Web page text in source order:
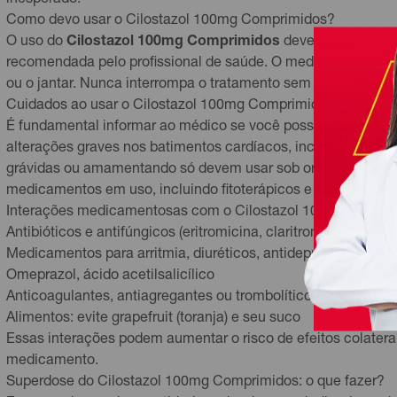
Como devo usar o Cilostazol 100mg Comprimidos?
O uso do Cilostazol 100mg Comprimidos deve ser feito
recomendada pelo profissional de saúde. O medicamento
ou o jantar. Nunca interrompa o tratamento sem consultar
Cuidados ao usar o Cilostazol 100mg Comprimidos
É fundamental informar ao médico se você possui doenças
alterações graves nos batimentos cardíacos, inclusive
grávidas ou amamentando só devem usar sob orientação
medicamentos em uso, incluindo fitoterápicos e vitaminas.
Interações medicamentosas com o Cilostazol 100mg
Antibióticos e antifúngicos (eritromicina, claritromicina,
Medicamentos para arritmia, diuréticos, antidepressivos
Omeprazol, ácido acetilsalicílico
Anticoagulantes, antiagregantes ou trombolíticos
Alimentos: evite grapefruit (toranja) e seu suco
Essas interações podem aumentar o risco de efeitos
medicamento.
Superdose do Cilostazol 100mg Comprimidos: o que fazer?